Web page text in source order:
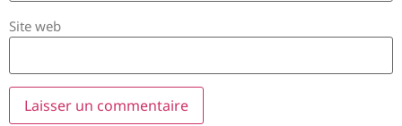
Site web